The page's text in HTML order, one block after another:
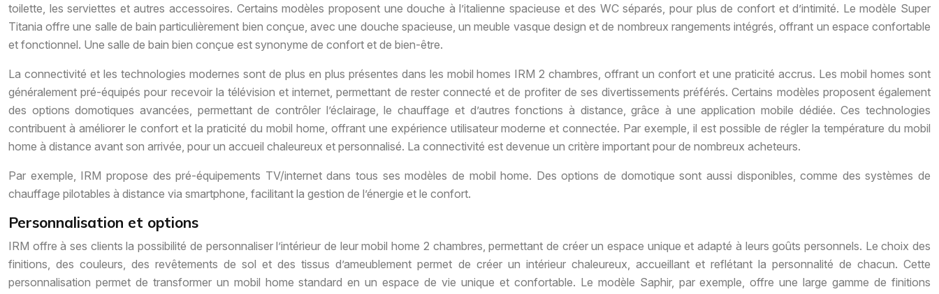
toilette, les serviettes et autres accessoires. Certains modèles proposent une douche à l’italienne spacieuse et des WC séparés, pour plus de confort et d’intimité. Le modèle Super
Titania offre une salle de bain particulièrement bien conçue, avec une douche spacieuse, un meuble vasque design et de nombreux rangements intégrés, offrant un espace confortable
et fonctionnel. Une salle de bain bien conçue est synonyme de confort et de bien-être.
La connectivité et les technologies modernes sont de plus en plus présentes dans les mobil homes IRM 2 chambres, offrant un confort et une praticité accrus. Les mobil homes sont
généralement pré-équipés pour recevoir la télévision et internet, permettant de rester connecté et de profiter de ses divertissements préférés. Certains modèles proposent également
des options domotiques avancées, permettant de contrôler l’éclairage, le chauffage et d’autres fonctions à distance, grâce à une application mobile dédiée. Ces technologies
contribuent à améliorer le confort et la praticité du mobil home, offrant une expérience utilisateur moderne et connectée. Par exemple, il est possible de régler la température du mobil
home à distance avant son arrivée, pour un accueil chaleureux et personnalisé. La connectivité est devenue un critère important pour de nombreux acheteurs.
Par exemple, IRM propose des pré-équipements TV/internet dans tous ses modèles de mobil home. Des options de domotique sont aussi disponibles, comme des systèmes de
chauffage pilotables à distance via smartphone, facilitant la gestion de l’énergie et le confort.
Personnalisation et options
IRM offre à ses clients la possibilité de personnaliser l’intérieur de leur mobil home 2 chambres, permettant de créer un espace unique et adapté à leurs goûts personnels. Le choix des
finitions, des couleurs, des revêtements de sol et des tissus d’ameublement permet de créer un intérieur chaleureux, accueillant et reflétant la personnalité de chacun. Cette
personnalisation permet de transformer un mobil home standard en un espace de vie unique et confortable. Le modèle Saphir, par exemple, offre une large gamme de finitions